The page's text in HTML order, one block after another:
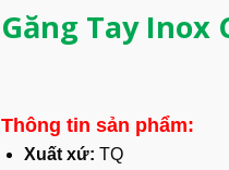
Găng Tay Inox
Thông tin sản phẩm:
Xuất xứ: TQ